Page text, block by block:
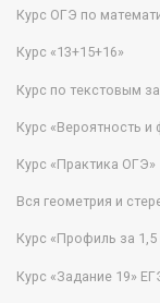
Курс ОГЭ по
Курс «13+15+16»
Курс по текстовым
Курс «Вероятность
Курс «Практика ОГЭ»
Вся геометрия и
Курс «Профиль за 1,5
Курс «Задание 19»